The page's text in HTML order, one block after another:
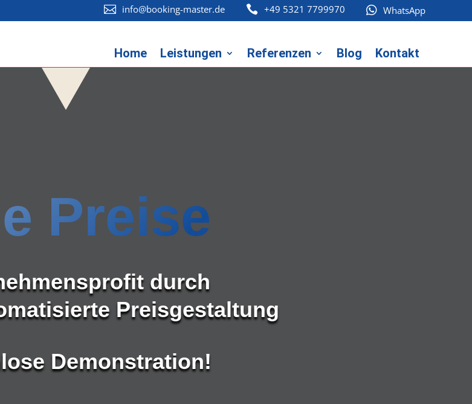
 info@booking-master.de  +49 5321 7799970  WhatsApp
Home Leistungen Referenzen Blog Kontakt
Preise
durch
Preisgestaltung
Demonstration!